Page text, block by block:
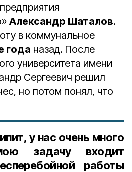
Александр Шаталов.
в коммунальное
года назад. После
университета имени
Сергеевич решил
но потом понял, что
у нас очень много
задачу входит
работы